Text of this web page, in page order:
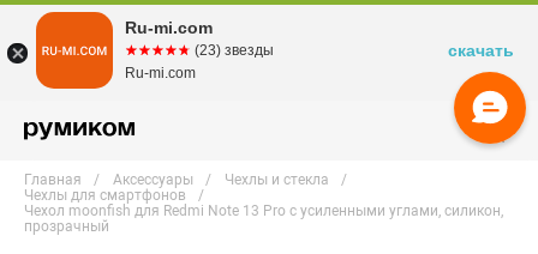
Главная Аксессуары
Чехлы и стекла
Чехлы для смартфонов
Чехол moonfish для Redmi Note 13 Pro с усиленными углами, силикон,
прозрачный
Ru-mi.com
☆☆☆☆☆
★★★★★ (23) звезды
Ru-mi.com
скачать